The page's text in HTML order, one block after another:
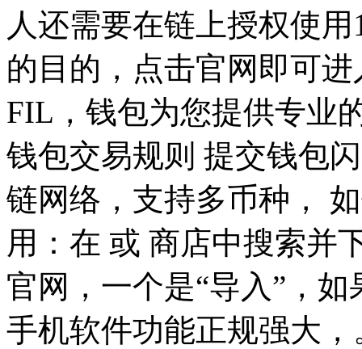
人还需要在链上授权使
的目的，点击官网即可
FIL，钱包为您提供专业
钱包交易规则 提交钱包
链网络，支持多币种，
用：在 或 商店中搜索并
官网，一个是“导入”，
手机软件功能正规强大，